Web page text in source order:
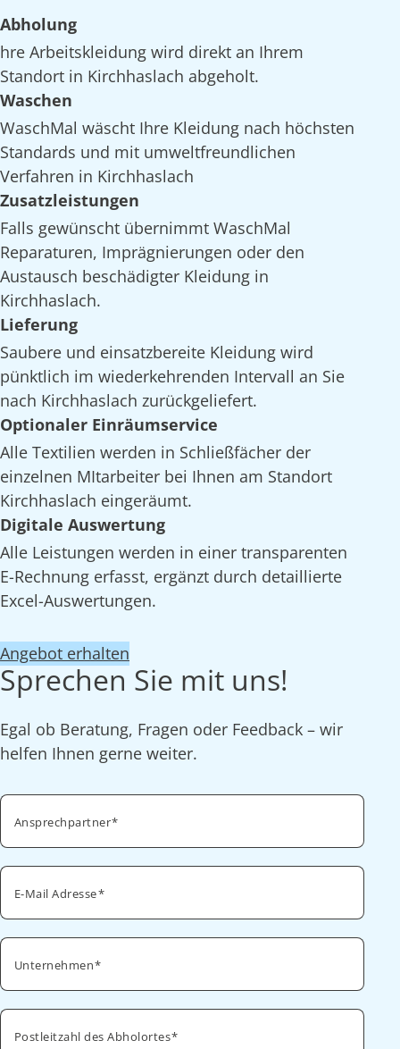
Abholung
hre Arbeitskleidung wird direkt an Ihrem
Standort in Kirchhaslach abgeholt.
Waschen
WaschMal wäscht Ihre Kleidung nach höchsten
Standards und mit umweltfreundlichen
Verfahren in Kirchhaslach
Zusatzleistungen
Falls gewünscht übernimmt WaschMal
Reparaturen, Imprägnierungen oder den
Austausch beschädigter Kleidung in
Kirchhaslach.
Lieferung
Saubere und einsatzbereite Kleidung wird
pünktlich im wiederkehrenden Intervall an Sie
nach Kirchhaslach zurückgeliefert.
Optionaler Einräumservice
Alle Textilien werden in Schließfächer der
einzelnen MItarbeiter bei Ihnen am Standort
Kirchhaslach eingeräumt.
Digitale Auswertung
Alle Leistungen werden in einer transparenten
E-Rechnung erfasst, ergänzt durch detaillierte
Excel-Auswertungen.
Angebot erhalten
Sprechen Sie mit uns!
Egal ob Beratung, Fragen oder Feedback – wir
helfen Ihnen gerne weiter.
Ansprechpartner
E-Mail Adresse
Unternehmen
Postleitzahl des Abholortes